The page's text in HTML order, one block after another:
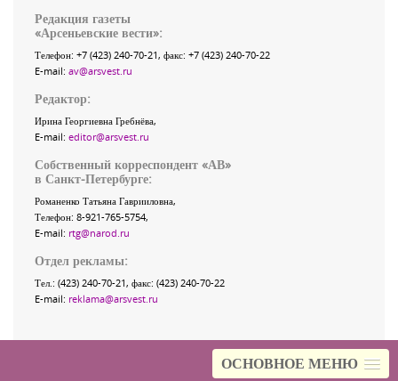
ОСНОВНОЕ МЕНЮ
Редакция газеты
«Арсеньевские вести»:
Телефон: +7 (423) 240-70-21, факс: +7 (423) 240-70-22
E-mail: av@arsvest.ru
Редактор:
Ирина Георгиевна Гребнёва,
E-mail: editor@arsvest.ru
Собственный корреспондент «АВ»
в Санкт-Петербурге:
Романенко Татьяна Гаврииловна,
Телефон: 8-921-765-5754,
E-mail: rtg@narod.ru
Отдел рекламы:
Тел.: (423) 240-70-21, факс: (423) 240-70-22
E-mail: reklama@arsvest.ru